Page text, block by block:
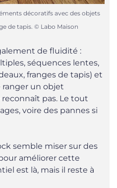
décoratifs avec des objets
de tapis. © Labo Maison
de fluidité :
séquences lentes,
franges de tapis) et
ranger un objet
pas. Le tout
voire des pannes si
semble miser sur des
améliorer cette
est là, mais il reste à